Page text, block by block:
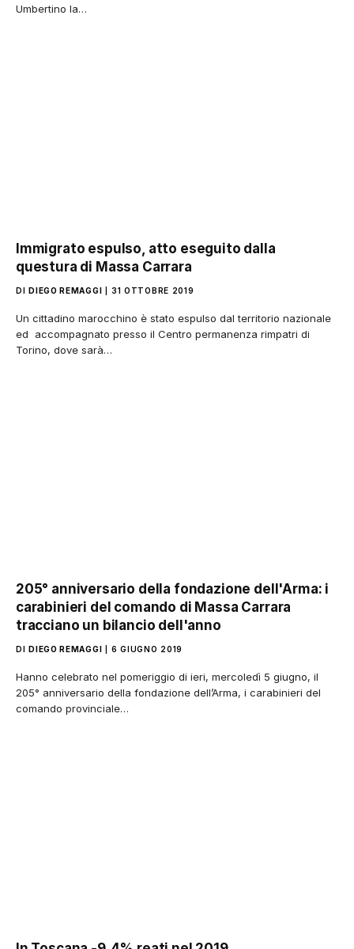
Umbertino la…
Immigrato espulso, atto eseguito dalla
questura di Massa Carrara
DI DIEGO REMAGGI 31 OTTOBRE 2019
Un cittadino marocchino è stato espulso dal territorio nazionale
ed accompagnato presso il Centro permanenza rimpatri di
Torino, dove sarà…
205° anniversario della fondazione dell'Arma: i
carabinieri del comando di Massa Carrara
tracciano un bilancio dell'anno
DI DIEGO REMAGGI 6 GIUGNO 2019
Hanno celebrato nel pomeriggio di ieri, mercoledì 5 giugno, il
205° anniversario della fondazione dell’Arma, i carabinieri del
comando provinciale…